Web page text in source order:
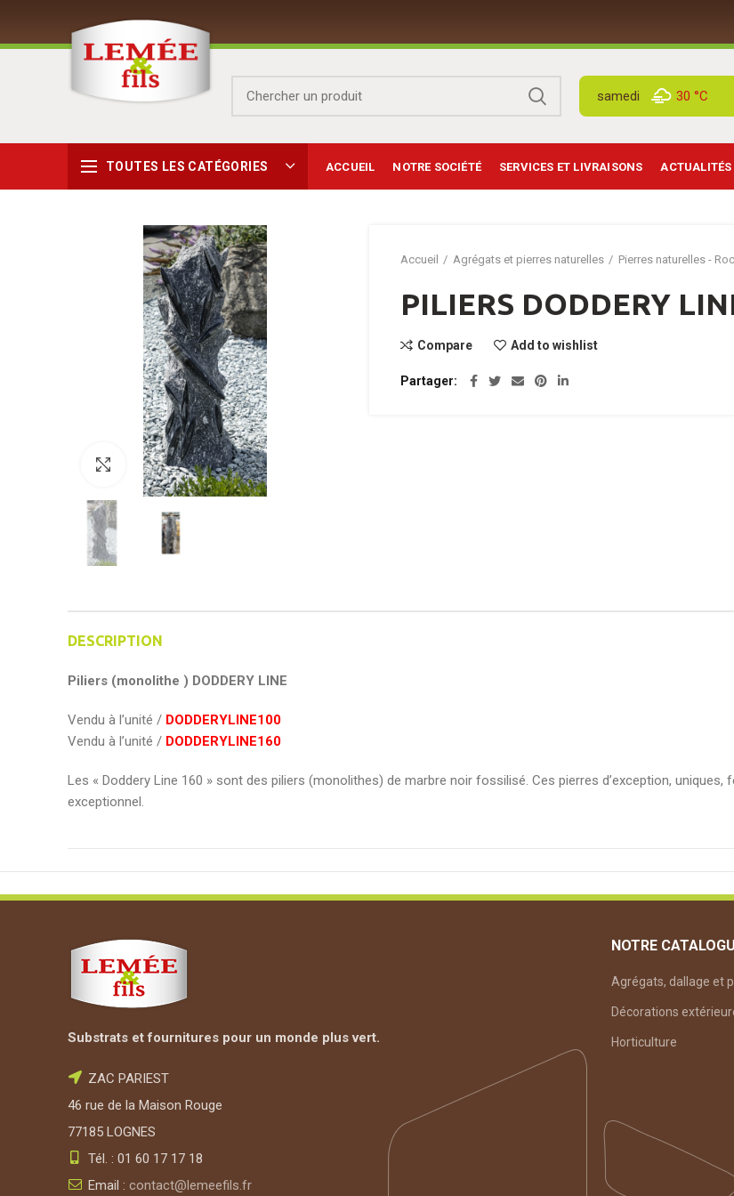
samedi 30 °C
TOUTES LES CATÉGORIES ACCUEIL NOTRE SOCIÉTÉ SERVICES ET LIVRAISONS ACTUALITÉS
Click to enlarge
Accueil Agrégats et pierres naturelles Pierres naturelles -
PILIERS DODDERY
Compare Add to wishlist
Partager
DESCRIPTION
Piliers (monolithe ) DODDERY LINE
Vendu à l’unité / DODDERYLINE100
Vendu à l’unité / DODDERYLINE160
Les « Doddery Line 160 » sont des piliers (monolithes) de marbre noir fossilisé. Ces pierres d’exception,
exceptionnel.
Substrats et fournitures pour un monde plus vert.
ZAC PARIEST
46 rue de la Maison Rouge
77185 LOGNES
Tél. : 01 60 17 17 18
Email : contact@lemeefils.fr
NOTRE
Agrégats, dallage et
Décorations
Horticulture